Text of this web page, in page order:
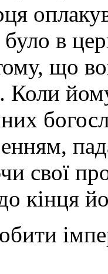
в
що
Коли
свої
кінця